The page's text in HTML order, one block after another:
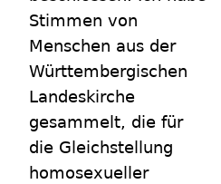
Stimmen von
Menschen aus der
Württembergischen
Landeskirche
gesammelt, die für
die Gleichstellung
homosexueller